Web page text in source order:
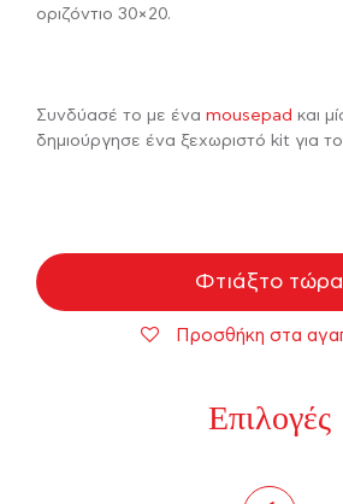
οριζόντιο 30×20.
Συνδύασέ το με ένα mousepad και
δημιούργησε ένα ξεχωριστό kit για
Φτιάξτο τώρα
Προσθήκη στα
Επιλογές